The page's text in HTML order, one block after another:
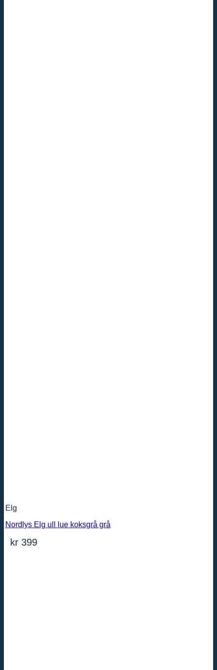
Elg
Nordlys Elg ull lue koksgrå grå
kr 399